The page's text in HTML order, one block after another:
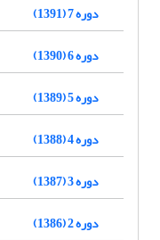
دوره 7 (1391)
دوره 6 (1390)
دوره 5 (1389)
دوره 4 (1388)
دوره 3 (1387)
دوره 2 (1386)